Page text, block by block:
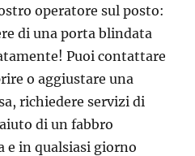
operatore sul posto:
di una porta blindata
Puoi contattare
o aggiustare una
richiedere servizi di
di un fabbro
e in qualsiasi giorno